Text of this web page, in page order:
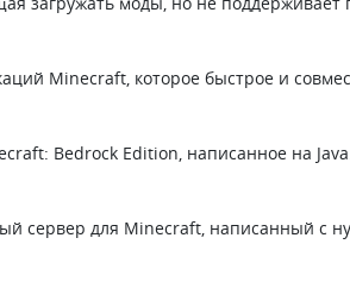
Minecraft, которое быстрое и
Bedrock Edition, написанное на
сервер для Minecraft, написанный с